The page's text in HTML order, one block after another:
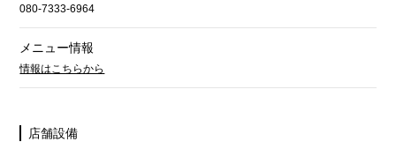
080-7333-6964
メニュー情報
情報はこちらから
店舗設備